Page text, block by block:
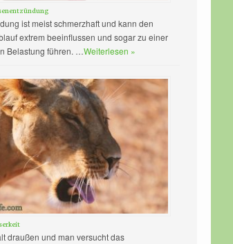
ist meist schmerzhaft und kann den
extrem beeinflussen und sogar zu einer
Belastung führen. …Weiterlesen »
draußen und man versucht das